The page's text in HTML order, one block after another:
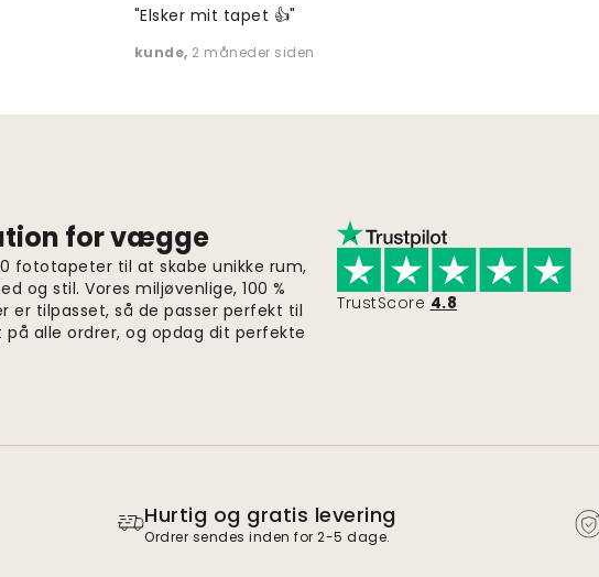
"Elsker mit tapet 👍"
kunde, 2 måneder siden
for vægge
fototapeter til at skabe unikke rum,
og stil. Vores miljøvenlige, 100 %
er tilpasset, så de passer perfekt til
alle ordrer, og opdag dit perfekte
TrustScore 4.8
Hurtig og gratis levering
Ordrer sendes inden for 2-5 dage.